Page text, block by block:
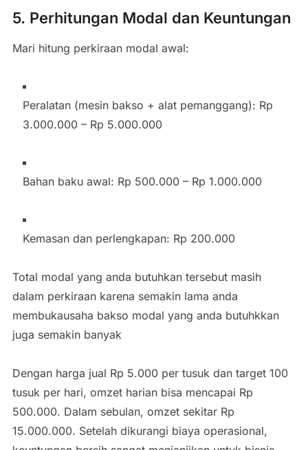
5. Perhitungan Modal dan Keuntungan
Mari hitung perkiraan modal awal:
Peralatan (mesin bakso + alat pemanggang): Rp
3.000.000 – Rp 5.000.000
Bahan baku awal: Rp 500.000 – Rp 1.000.000
Kemasan dan perlengkapan: Rp 200.000
Total modal yang anda butuhkan tersebut masih
dalam perkiraan karena semakin lama anda
membukausaha bakso modal yang anda butuhkkan
juga semakin banyak
Dengan harga jual Rp 5.000 per tusuk dan target 100
tusuk per hari, omzet harian bisa mencapai Rp
500.000. Dalam sebulan, omzet sekitar Rp
15.000.000. Setelah dikurangi biaya operasional,